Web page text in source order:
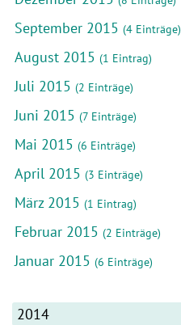
September 2015 (4 Einträge)
August 2015 (1 Eintrag)
Juli 2015 (2 Einträge)
Juni 2015 (7 Einträge)
Mai 2015 (6 Einträge)
April 2015 (3 Einträge)
März 2015 (1 Eintrag)
Februar 2015 (2 Einträge)
Januar 2015 (6 Einträge)
2014